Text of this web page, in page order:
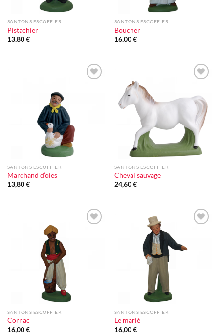
SANTONS ESCOFFIER
Pistachier
13,80€
SANTONS ESCOFFIER
Boucher
16,00€
SANTONS ESCOFFIER
Marchand d’oies
13,80€
d'envie
SANTONS ESCOFFIER
Cheval sauvage
24,60€
SANTONS ESCOFFIER
Cornac
16,00€
SANTONS ESCOFFIER
Le marié
16,00€